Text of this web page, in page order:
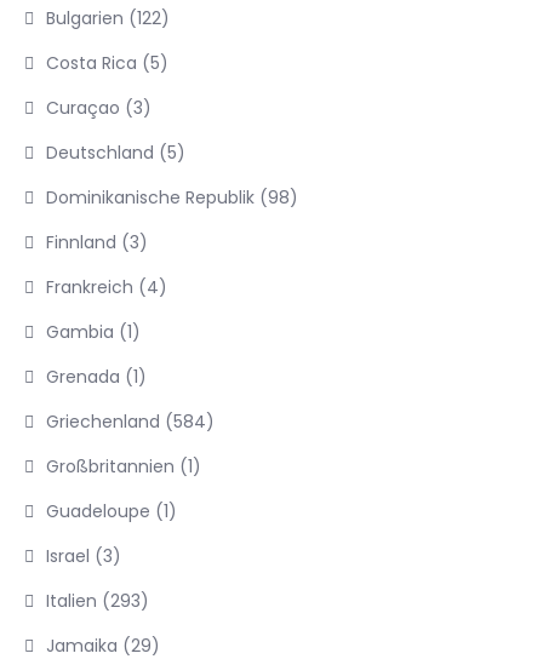
Bulgarien (122)
Costa Rica (5)
Curaçao (3)
Deutschland (5)
Dominikanische Republik (98)
Finnland (3)
Frankreich (4)
Gambia (1)
Grenada (1)
Griechenland (584)
Großbritannien (1)
Guadeloupe (1)
Israel (3)
Italien (293)
Jamaika (29)